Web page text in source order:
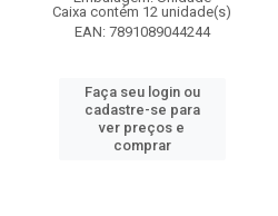
Caixa contém 12 unidade(s)
EAN: 7891089044244
Faça seu login ou
cadastre-se para
ver preços e
comprar